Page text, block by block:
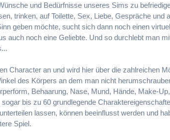
und Bedürfnisse unseres Sims zu
trinken, auf Toilette, Sex, Liebe, Gespräche und
geben möchte, sucht sich dann noch einen
auch noch eine Geliebte. Und so durchlebt man
Character an und wird hier über die zahlreichen
des Körpers an dem man nicht
Behaarung, Nase, Mund, Hände, Make-
bis zu 60 grundlegende
lassen, können beeinflusst werden und
Spiel.